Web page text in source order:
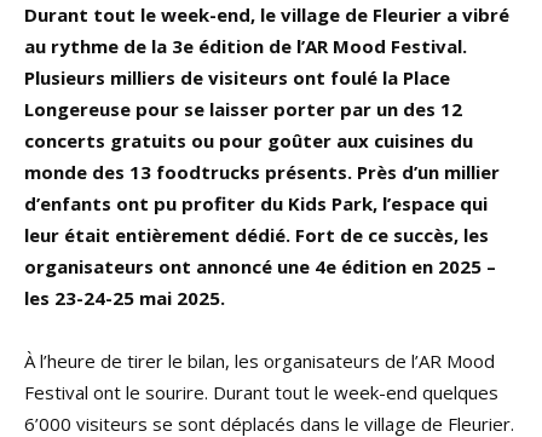
Durant tout le week-end, le village de Fleurier a vibré
au rythme de la 3e édition de l’AR Mood Festival.
Plusieurs milliers de visiteurs ont foulé la Place
Longereuse pour se laisser porter par un des 12
concerts gratuits ou pour goûter aux cuisines du
monde des 13 foodtrucks présents. Près d’un millier
d’enfants ont pu profiter du Kids Park, l’espace qui
leur était entièrement dédié. Fort de ce succès, les
organisateurs ont annoncé une 4e édition en 2025 –
les 23-24-25 mai 2025.
À l’heure de tirer le bilan, les organisateurs de l’AR Mood
Festival ont le sourire. Durant tout le week-end quelques
6’000 visiteurs se sont déplacés dans le village de Fleurier.